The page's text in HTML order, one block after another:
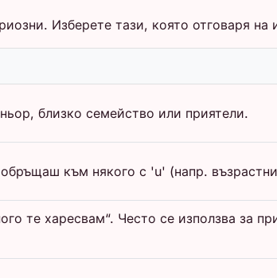
Изберете тази, която отговаря на
близко семейство или приятели.
към някого с 'u' (напр.
те харесвам“. Често се използва за